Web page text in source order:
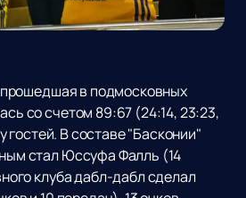
прошедшая в подмосковных
со счетом 89:67 (24:14, 23:23,
гостей. В составе "Басконии"
стал Юссуфа Фалль (14
клуба дабл-дабл сделал